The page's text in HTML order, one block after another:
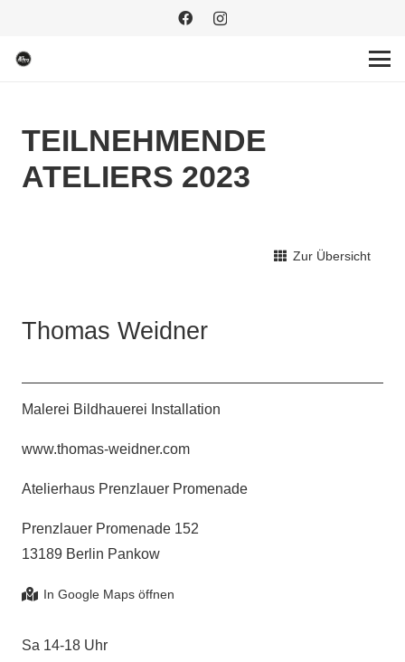
TEILNEHMENDE
ATELIERS 2023
Zur Übersicht
Thomas Weidner
Malerei Bildhauerei Installation
www.thomas-weidner.com
Atelierhaus Prenzlauer Promenade
Prenzlauer Promenade 152
13189 Berlin Pankow
Sa 14-18 Uhr